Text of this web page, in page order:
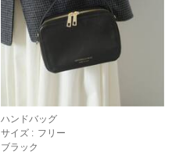
ハンドバッグ
サイズ : フリー
ブラック